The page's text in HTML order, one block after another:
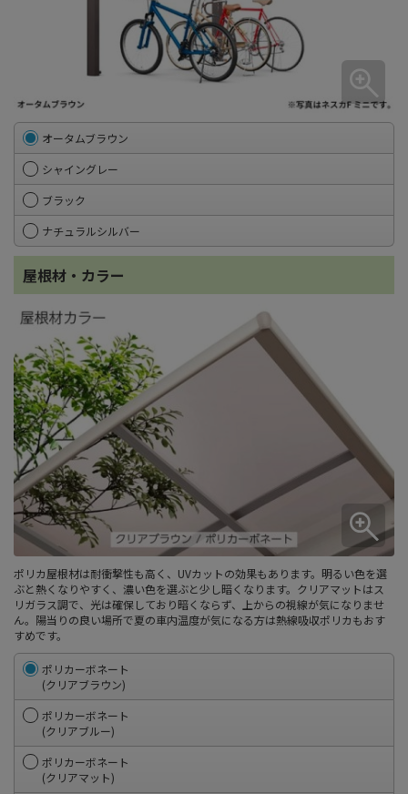
オータムブラウン
シャイングレー
ブラック
ナチュラルシルバー
屋根材・カラー
ポリカ屋根材は耐衝撃性も高く、UVカットの効果もあります。明るい色を選
ぶと熱くなりやすく、濃い色を選ぶと少し暗くなります。クリアマットはス
リガラス調で、光は確保しており暗くならず、上からの視線が気になりませ
ん。陽当りの良い場所で夏の車内温度が気になる方は熱線吸収ポリカもおす
すめです。
ポリカーボネート
(クリアブラウン)
ポリカーボネート
(クリアブルー)
ポリカーボネート
(クリアマット)